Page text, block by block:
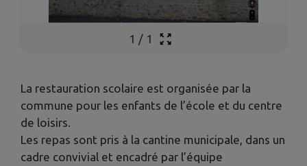
1 / 1
La restauration scolaire est organisée par la
commune pour les enfants de l’école et du centre
de loisirs.
Les repas sont pris à la cantine municipale, dans un
cadre convivial et encadré par l’équipe